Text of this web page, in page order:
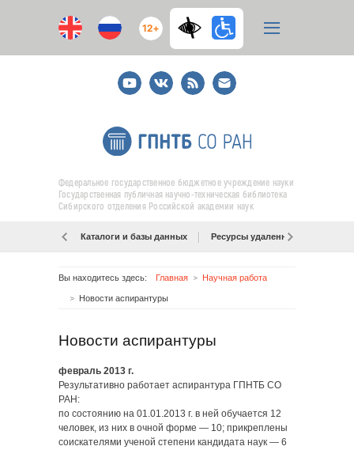
12+
YoutubeВКонтакте
RSS
E-
mail
подписка
Федеральное государственное бюджетное учреждение науки
Государственная публичная научно-техническая библиотека
Сибирского отделения Российской академии наук
Каталоги и базы данных Ресурсы удаленного доступа
Вы находитесь здесь: Главная Научная работа
Новости аспирантуры
Новости аспирантуры
февраль 2013 г.
Результативно работает аспирантура ГПНТБ СО
РАН:
по состоянию на 01.01.2013 г. в ней обучается 12
человек, из них в очной форме — 10; прикреплены
соискателями ученой степени кандидата наук — 6